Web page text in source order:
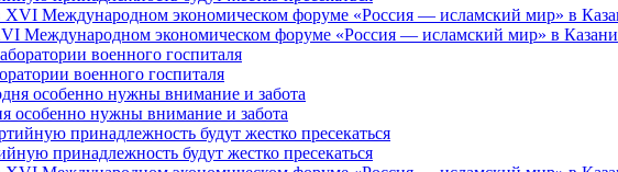
Международном экономическом форуме «Россия — исламский мир» в Казани
военного госпиталя
особенно нужны внимание и забота
принадлежность будут жестко пресекаться